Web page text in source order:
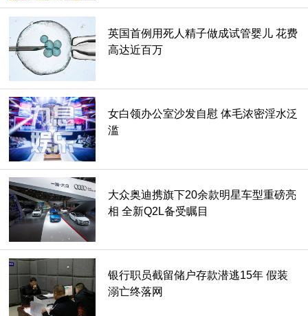
原因2：就是喜欢iPhone
大概是一日果迷终身果迷的概念吧w 可能第一支手机就是用苹
果之后怎么换也都是苹果系列，又或者身边朋友都在用苹果就
自然跟着用等原因也让果迷越来越多。
原因3：安卓系统用不惯
英国首例用死人精子做成试管婴儿 花费
高达近百万
女白领办公室沙发自慰 体毛浓密淫水泛
滥
大众奥迪携旗下20余款明星车型重磅亮
相 全新Q2L备受瞩目
银行职员截留储户存款潜逃15年 假装
溺亡终落网